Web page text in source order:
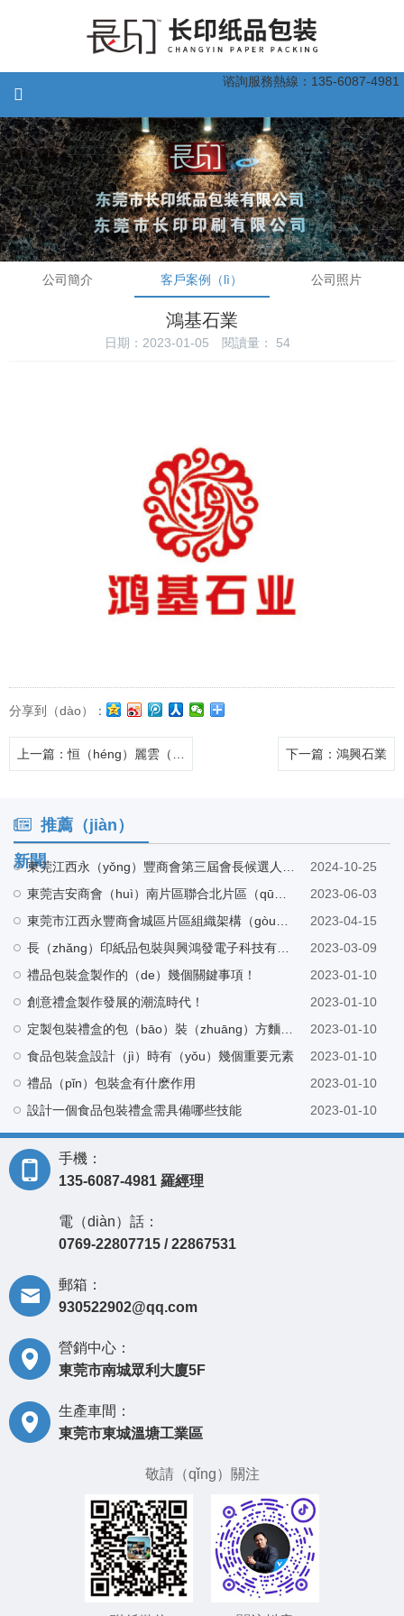
谘詢服務熱線：135-6087-4981
公司簡介 客戶案例（lì） 公司照片
鴻基石業
日期：2023-01-05 閱讀量： 54
分享到（dào）：
上一篇 ：恒（héng）麗雲（yún）石 下一篇 ：鴻興石業
推薦（jiàn）
新聞
2024-10-25
2023-06-03
2023-04-15
2023-03-09
禮品包裝盒製作的（de）幾個關鍵事項！
2023-01-10
創意禮盒製作發展的潮流時代！
2023-01-10
2023-01-10
食品包裝盒設計（jì）時有（yǒu）幾個重要元素
2023-01-10
禮品（pǐn）包裝盒有什麽作用
2023-01-10
設計一個食品包裝禮盒需具備哪些技能
2023-01-10
手機：
135-6087-4981 羅經理
電（diàn）話：
0769-22807715 / 22867531
郵箱：
930522902@qq.com
營銷中心：
東莞市南城眾利大廈5F
生產車間：
東莞市東城溫塘工業區
敬請（qǐng）關注